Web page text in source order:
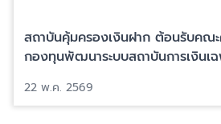
สถาบันคุ้มครองเงินฝาก ต้อนรับคณ
กองทุนพัฒนาระบบสถาบันการเงินเ
22 พ.ค. 2569